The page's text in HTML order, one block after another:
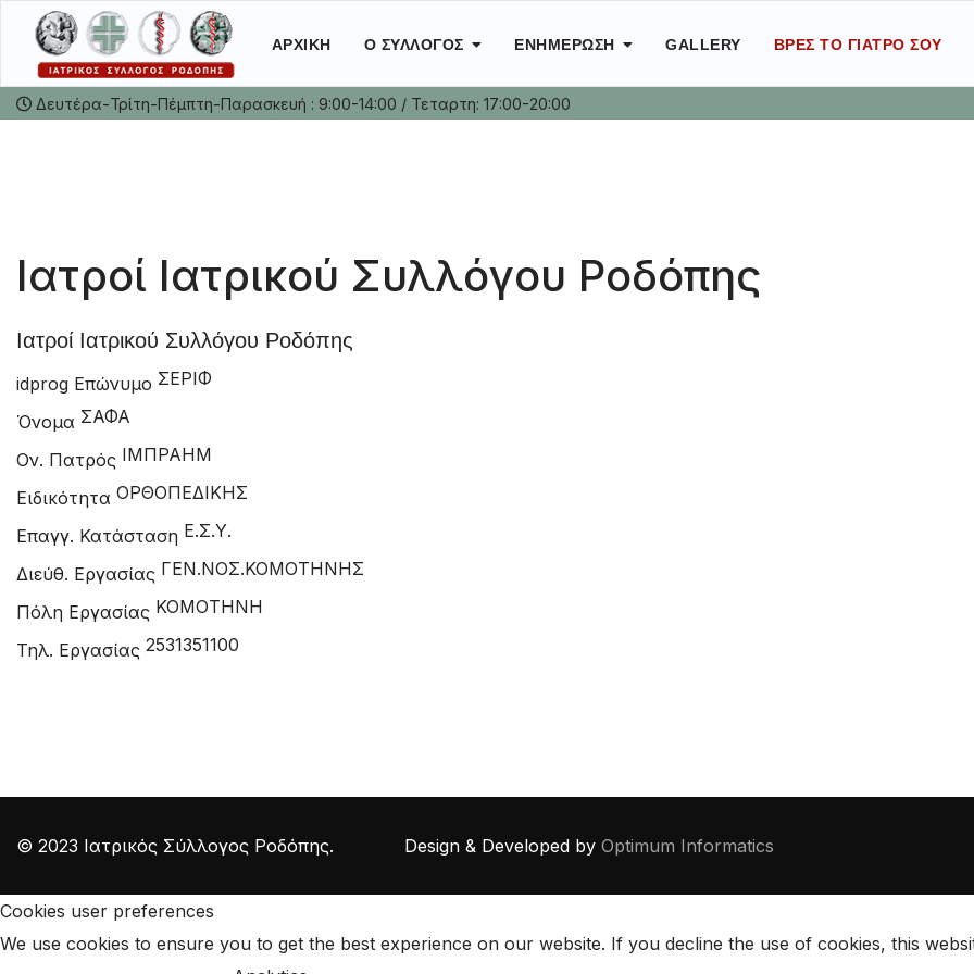
ΑΡΧΙΚΉ Ο ΣΎΛΛΟΓΟΣ ΕΝΗΜΈΡΩΣΗ GALLERY ΒΡΕΣ ΤΟ ΓΙΑΤΡΌ ΣΟΥ
Δευτέρα-Τρίτη-Πέμπτη-Παρασκευή : 9:00-14:00 / Τεταρτη: 17:00-20:00
Ιατροί Ιατρικού Συλλόγου Ροδόπης
Ιατροί Ιατρικού Συλλόγου Ροδόπης
idprog Επώνυμο ΣΕΡΙΦ
Όνομα ΣΑΦΑ
Ον. Πατρός ΙΜΠΡΑΗΜ
Ειδικότητα ΟΡΘΟΠΕΔΙΚΗΣ
Επαγγ. Κατάσταση Ε.Σ.Υ.
Διεύθ. Εργασίας ΓΕΝ.ΝΟΣ.ΚΟΜΟΤΗΝΗΣ
Πόλη Εργασίας ΚΟΜΟΤΗΝΗ
Τηλ. Εργασίας 2531351100
© 2023 Ιατρικός Σύλλογος Ροδόπης. Design & Developed by Optimum Informatics
Cookies user preferences
We use cookies to ensure you to get the best experience on our website. If you decline the use of cookies, this